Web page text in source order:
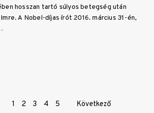
hosszan tartó súlyos betegség után
A Nobel-díjas írót 2016. március 31-én,
1 2 3 4 5 Következő